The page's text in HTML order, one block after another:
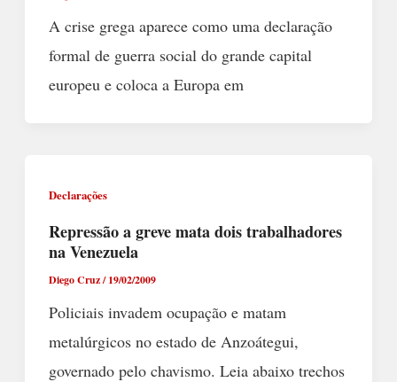
A crise grega aparece como uma declaração
formal de guerra social do grande capital
europeu e coloca a Europa em
Declarações
Repressão a greve mata dois trabalhadores
na Venezuela
Diego Cruz/19/02/2009
Policiais invadem ocupação e matam
metalúrgicos no estado de Anzoátegui,
governado pelo chavismo. Leia abaixo trechos